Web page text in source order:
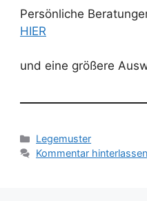
Persönliche
HIER
und eine größere
Kategorien
Legemuster
Kommentar hinterlassen